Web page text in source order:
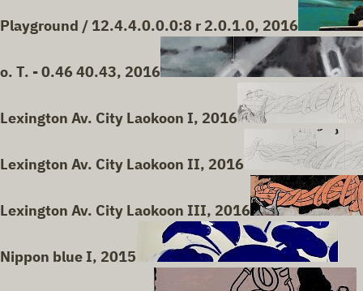
Playground / 12.4.4.0.0.0:8 r 2.0.1.0, 2016
o. T. - 0.46 40.43, 2016
Lexington Av. City Laokoon I, 2016
Lexington Av. City Laokoon II, 2016
Lexington Av. City Laokoon III, 2016
Nippon blue I, 2015